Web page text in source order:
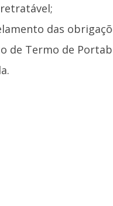
das
de Termo de